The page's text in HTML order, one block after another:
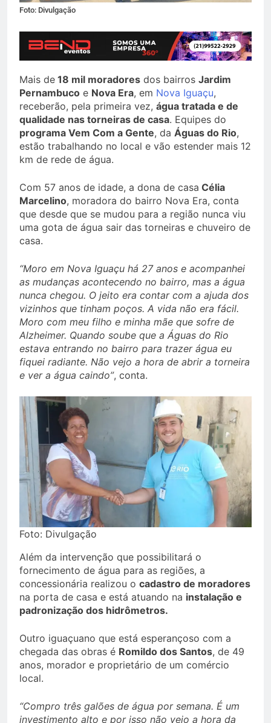
Foto: Divulgação
Mais de 18 mil moradores dos bairros Jardim
Pernambuco e Nova Era, em Nova Iguaçu,
receberão, pela primeira vez, água tratada e de
qualidade nas torneiras de casa. Equipes do
programa Vem Com a Gente, da Águas do Rio,
estão trabalhando no local e vão estender mais 12
km de rede de água.
Com 57 anos de idade, a dona de casa Célia
Marcelino, moradora do bairro Nova Era, conta
que desde que se mudou para a região nunca viu
uma gota de água sair das torneiras e chuveiro de
casa.
“Moro em Nova Iguaçu há 27 anos e acompanhei
as mudanças acontecendo no bairro, mas a água
nunca chegou. O jeito era contar com a ajuda dos
vizinhos que tinham poços. A vida não era fácil.
Moro com meu filho e minha mãe que sofre de
Alzheimer. Quando soube que a Águas do Rio
estava entrando no bairro para trazer água eu
fiquei radiante. Não vejo a hora de abrir a torneira
e ver a água caindo”, conta.
Foto: Divulgação
Além da intervenção que possibilitará o
fornecimento de água para as regiões, a
concessionária realizou o cadastro de moradores
na porta de casa e está atuando na instalação e
padronização dos hidrômetros.
Outro iguaçuano que está esperançoso com a
chegada das obras é Romildo dos Santos, de 49
anos, morador e proprietário de um comércio
local.
“Compro três galões de água por semana. É um
investimento alto e por isso não vejo a hora da